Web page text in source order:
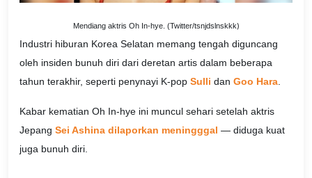
Mendiang aktris Oh In-hye. (Twitter/tsnjdslnskkk)
Industri hiburan Korea Selatan memang tengah diguncang
oleh insiden bunuh diri dari deretan artis dalam beberapa
tahun terakhir, seperti penynayi K-pop Sulli dan Goo Hara
Kabar kematian Oh In-hye ini muncul sehari setelah aktris
Jepang Sei Ashina dilaporkan meningggal — diduga kuat
juga bunuh diri.